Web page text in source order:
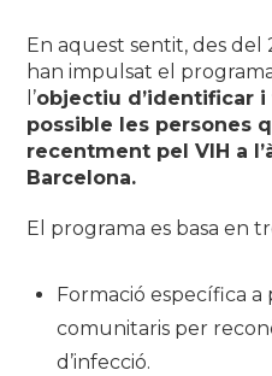
En aquest sentit, des del
han impulsat el
l’objectiu d’identificar
possible les persones
recentment pel VIH a
Barcelona.
El programa es basa en
Formació específica a
comunitaris per
d’infecció.